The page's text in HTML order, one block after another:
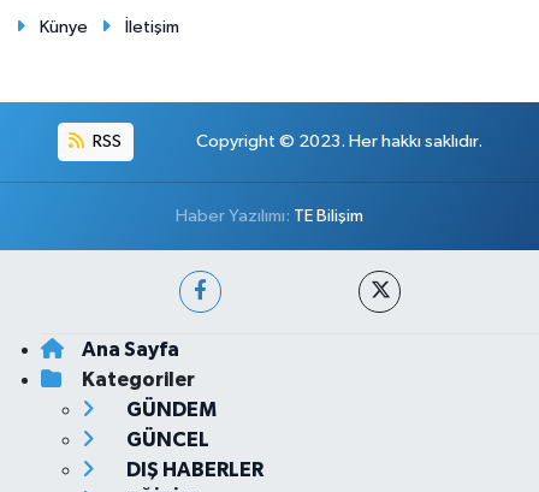
Künye İletişim
RSS Copyright © 2023. Her hakkı saklıdır.
Haber Yazılımı: TE Bilişim
Ana Sayfa
Kategoriler
GÜNDEM
GÜNCEL
DIŞ HABERLER